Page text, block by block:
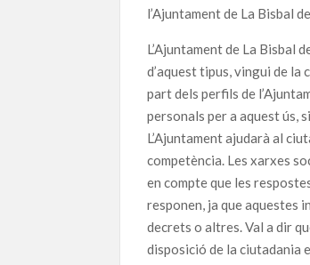
l’Ajuntament de La Bisbal
L’Ajuntament de La Bisbal
d’aquest tipus, vingui de la
part dels perfils de
personals per a aquest ús,
L’Ajuntament ajudarà al
competència. Les xarxes
en compte que les
responen, ja que aquestes
decrets o altres. Val a dir
disposició de la ciutadania